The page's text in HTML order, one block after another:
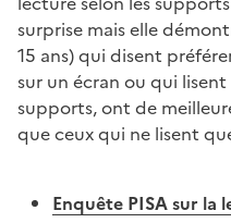
surprise mais elle
15 ans) qui disent
sur un écran ou qui
supports, ont de
que ceux qui ne lisent
Enquête PISA sur la